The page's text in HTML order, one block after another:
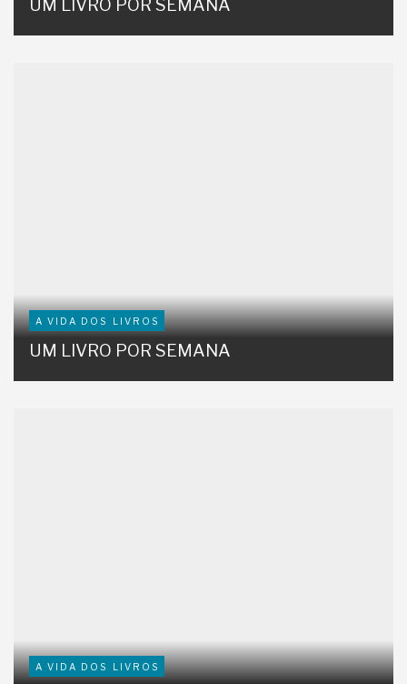
UM LIVRO POR SEMANA
A VIDA DOS LIVROS
UM LIVRO POR SEMANA
A VIDA DOS LIVROS